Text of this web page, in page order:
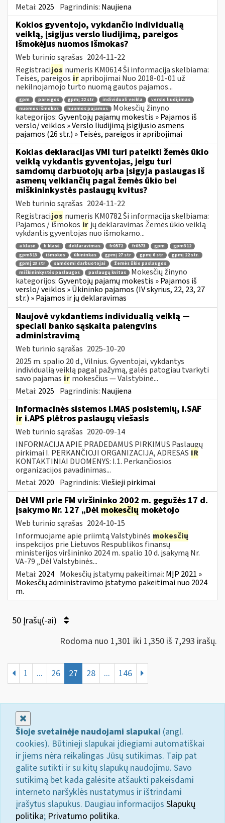
Metai: 2025 Pagrindinis: Naujiena
Kokios gyventojo, vykdančio individualią
veiklą, įsigijus verslo liudijimą, pareigos
išmokėjus nuomos išmokas?
Web turinio sąrašas 2024-11-22
Registracijos numeris KM0614 Ši informacija skelbiama:
Teisės, pareigos irapribojimai Nuo 2018-01-01 už
nekilnojamojo turto nuomą gautos pajamos...
gpm pareigos gpmį 22 str individuali veikla
verslo liudijimas
nuomos išmokos
nuomos pajamos
Mokesčių žinyno
kategorijos:Gyventojų pajamų mokestis » Pajamos iš
verslo/ veiklos » Verslo liudijimą įsigijusio asmens
pajamos (26 str.) » Teisės, pareigos ir apribojimai
Kokias deklaracijas VMI turi pateikti žemės ūkio
veiklą vykdantis gyventojas, jeigu turi
samdomų darbuotojų arba įsigyja paslaugas iš
asmenų veikiančių pagal žemės ūkio bei
miškininkystės paslaugų kvitus?
Web turinio sąrašas 2024-11-22
Registracijos numeris KM0782 Ši informacija skelbiama:
Pajamos / išmokos ir jų deklaravimas Žemės ūkio veiklą
vykdantis gyventojas nuo išmokamo...
a klasė b klasė deklaravimas fr0572 fr0573 gpm
gpm312
gpm313
išmokos ūkininkas gpmį 27 str gpmį 6 str
gpmį 22 str.
gpmį 23 str
samdomi darbuotojai
žemės ūkio paslaugos
miškininkystės paslaugos
paslaugų kvitas
Mokesčių žinyno
kategorijos:Gyventojų pajamų mokestis » Pajamos iš
verslo/ veiklos » Ūkininko pajamos (IV skyrius, 22, 23, 27
str.) » Pajamos ir jų deklaravimas
Naujovė vykdantiems individualią veiklą —
speciali banko sąskaita palengvins
administravimą
Web turinio sąrašas 2025-10-20
2025 m. spalio 20 d., Vilnius. Gyventojai, vykdantys
individualią veiklą pagal pažymą, galės patogiau tvarkyti
savo pajamas ir mokesčius — Valstybinė...
Metai: 2025 Pagrindinis: Naujiena
Informacinės sistemos i.MAS posistemių, i.SAF
ir i.APS plėtros paslaugų viešasis
Web turinio sąrašas 2020-09-14
INFORMACIJA APIE PRADEDAMUS PIRKIMUS Paslaugų
pirkimai I. PERKANČIOJI ORGANIZACIJA, ADRESAS IR
KONTAKTINIAI DUOMENYS: I.1. Perkančiosios
organizacijos pavadinimas...
Metai: 2020 Pagrindinis:Viešieji pirkimai
Dėl VMI prie FM viršininko 2002 m. gegužės 17 d.
įsakymo Nr. 127 „Dėl mokesčių mokėtojo
Web turinio sąrašas 2024-10-15
Informuojame apie priimtą Valstybinės mokesčių
inspekcijos prie Lietuvos Respublikos finansų
ministerijos viršininko 2024 m. spalio 10 d. įsakymą Nr.
VA-79 „Dėl Valstybinės...
Metai: 2024 Mokesčių įstatymų pakeitimai: MĮP 2021 »
Mokesčių administravimo įstatymo pakeitimai nuo 2024
m.
50 Įrašų(-ai)
Rodoma nuo 1,301 iki 1,350 iš 7,293 irašų.
1 ... 26 27 28 ... 146
Šioje svetainėje naudojami slapukai (angl.
cookies). Būtinieji slapukai įdiegiami automatiškai
ir jiems nėra reikalingas Jūsų sutikimas. Taip pat
galite sutikti ir su kitų slapukų naudojimu. Savo
sutikimą bet kada galėsite atšaukti pakeisdami
interneto naršyklės nustatymus ir ištrindami
įrašytus slapukus. Daugiau informacijos Slapukų
politika; Privatumo politika.